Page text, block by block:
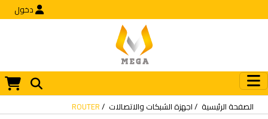
دخول
الصفحة الرئيسية اجهزة الشبكات والاتصالات ROUTER